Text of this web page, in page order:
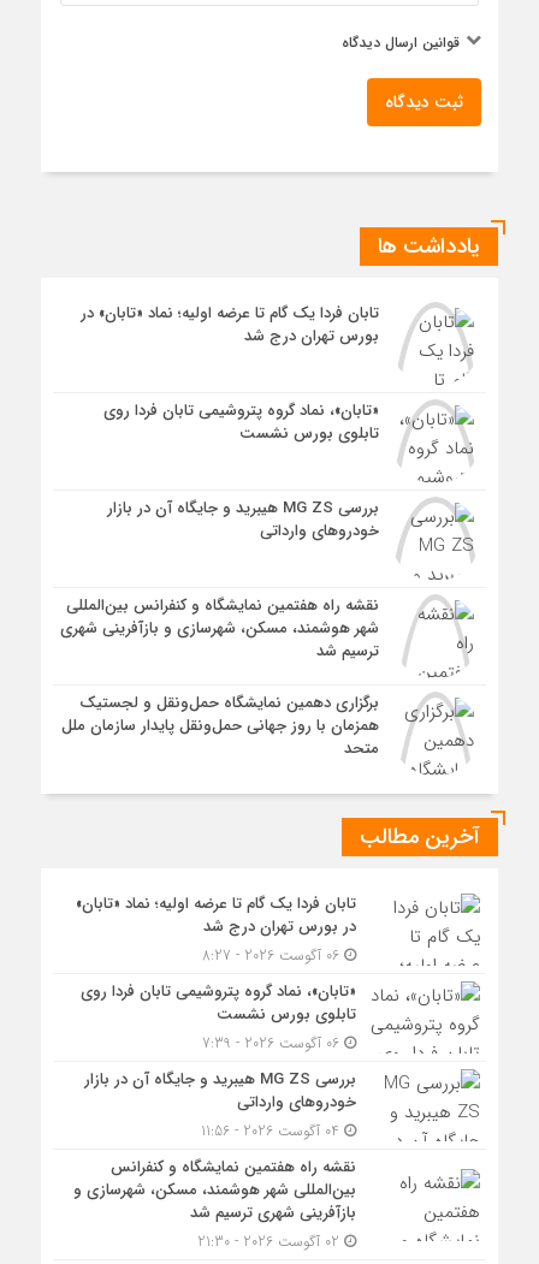
قوانین ارسال دیدگاه
ثبت دیدگاه
یادداشت ها
تابان فردا یک گام تا عرضه اولیه؛ نماد «تابان» در
بورس تهران درج شد
«تابان»، نماد گروه پتروشیمی تابان فردا روی
تابلوی بورس نشست
بررسی MG ZS هیبرید و جایگاه آن در بازار
خودروهای وارداتی
نقشه راه هفتمین نمایشگاه و کنفرانس بین‌المللی
شهر هوشمند، مسکن، شهرسازی و بازآفرینی شهری
ترسیم شد
برگزاری دهمین نمایشگاه حمل‌ونقل و لجستیک
همزمان با روز جهانی حمل‌ونقل پایدار سازمان ملل
متحد
آخرین مطالب
تابان فردا یک گام تا عرضه اولیه؛ نماد «تابان»
در بورس تهران درج شد
06 آگوست 2026 - 8:27
«تابان»، نماد گروه پتروشیمی تابان فردا روی
تابلوی بورس نشست
06 آگوست 2026 - 7:39
بررسی MG ZS هیبرید و جایگاه آن در بازار
خودروهای وارداتی
نقشه راه هفتمین نمایشگاه و کنفرانس
بین‌المللی شهر هوشمند، مسکن، شهرسازی و
بازآفرینی شهری ترسیم شد